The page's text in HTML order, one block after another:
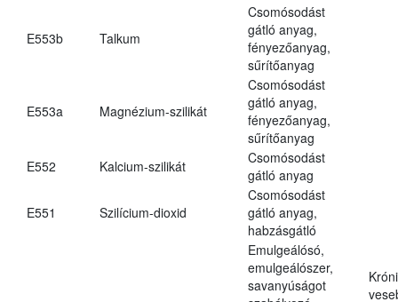
E553b Talkum
Csomósodást
gátló anyag,
fényezőanyag,
sűrítőanyag
E553a Magnézium-szilikát
Csomósodást
gátló anyag,
fényezőanyag,
sűrítőanyag
E552
Kalcium-szilikát
Csomósodást
gátló anyag
E551 Szilícium-dioxid
Csomósodást
gátló anyag,
habzásgátló
Emulgeálósó,
emulgeálószer,
savanyúságot